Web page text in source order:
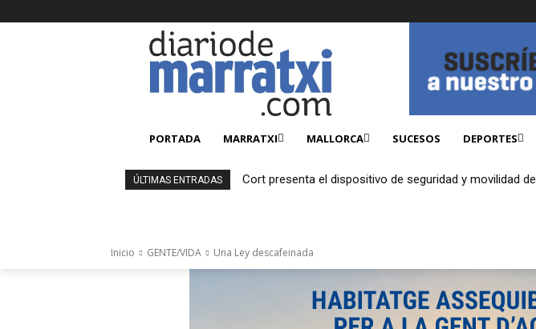
PORTADA MARRATXI MALLORCA SUCESOS DEPORTES
ÚLTIMAS ENTRADAS
Cort presenta el dispositivo de seguridad y movilidad de
Inicio GENTE/VIDA Una Ley descafeinada